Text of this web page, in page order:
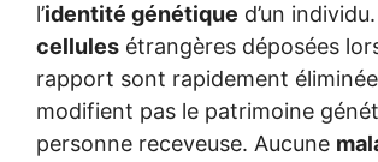
l’identité génétique d’un
cellules étrangères déposées
rapport sont rapidement
modifient pas le patrimoine
personne receveuse. Aucune